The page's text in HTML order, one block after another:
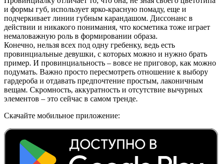
и формы губ, использует ярко-красную помаду, еще и
подчеркивает линии губным карандашом. Диссонанс в
действии и никакого понимания, что косметика тоже играет
немаловажную роль в формировании образа.
Конечно, нельзя всех под одну гребенку, ведь есть
провинциальные девушки, с которых можно и нужно брать
пример. И провинциальность – вовсе не приговор, как можно
подумать. Важно просто пересмотреть отношение к выбору
гардероба и отдавать предпочтение простым, лаконичным
вещам. Скромность, аккуратность и отсутствие вычурных
элементов – это сейчас в самом тренде.
Скачайте мобильное приложение: